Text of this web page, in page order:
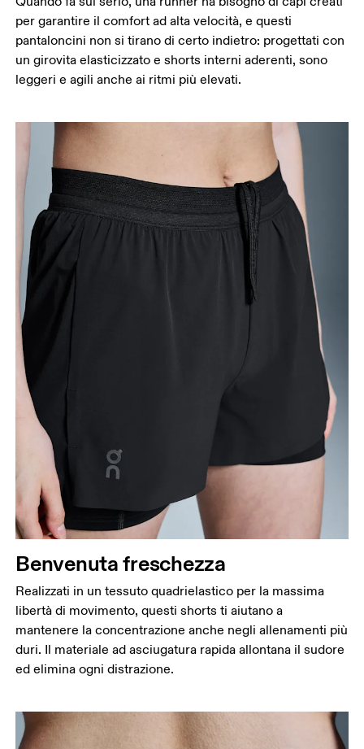
Misura la parte più ampia della coscia.
Interno gamba
divaricate. Misura la parte interna della gamba, dal
cavallo fino alla caviglia.
per garantire il comfort ad alta velocità, e questi
pantaloncini non si tirano di certo indietro: progettati con
un girovita elasticizzato e shorts interni aderenti, sono
leggeri e agili anche ai ritmi più elevati.
Benvenuta freschezza
Realizzati in un tessuto quadrielastico per la massima
libertà di movimento, questi shorts ti aiutano a
mantenere la concentrazione anche negli allenamenti più
duri. Il materiale ad asciugatura rapida allontana il sudore
ed elimina ogni distrazione.